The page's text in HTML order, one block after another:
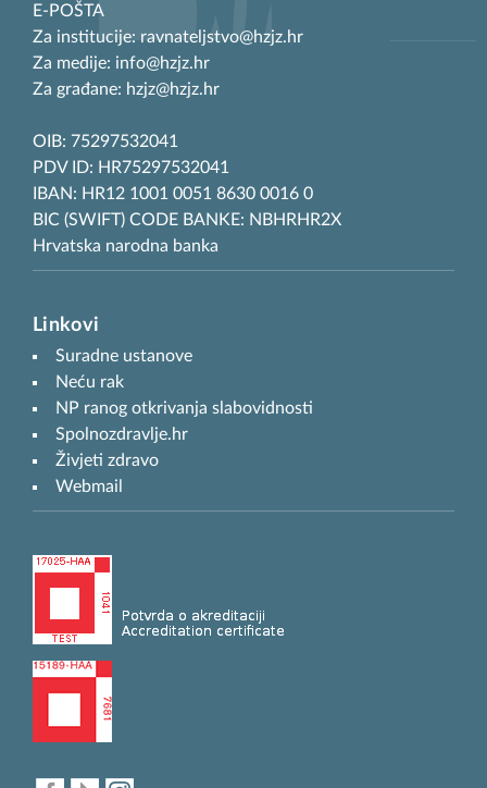
E-POŠTA
Za institucije: ravnateljstvo@hzjz.hr
Za medije: info@hzjz.hr
Za građane: hzjz@hzjz.hr
OIB: 75297532041
PDV ID: HR75297532041
IBAN: HR12 1001 0051 8630 0016 0
BIC (SWIFT) CODE BANKE: NBHRHR2X
Hrvatska narodna banka
Linkovi
Suradne ustanove
Neću rak
NP ranog otkrivanja slabovidnosti
Spolnozdravlje.hr
Živjeti zdravo
Webmail